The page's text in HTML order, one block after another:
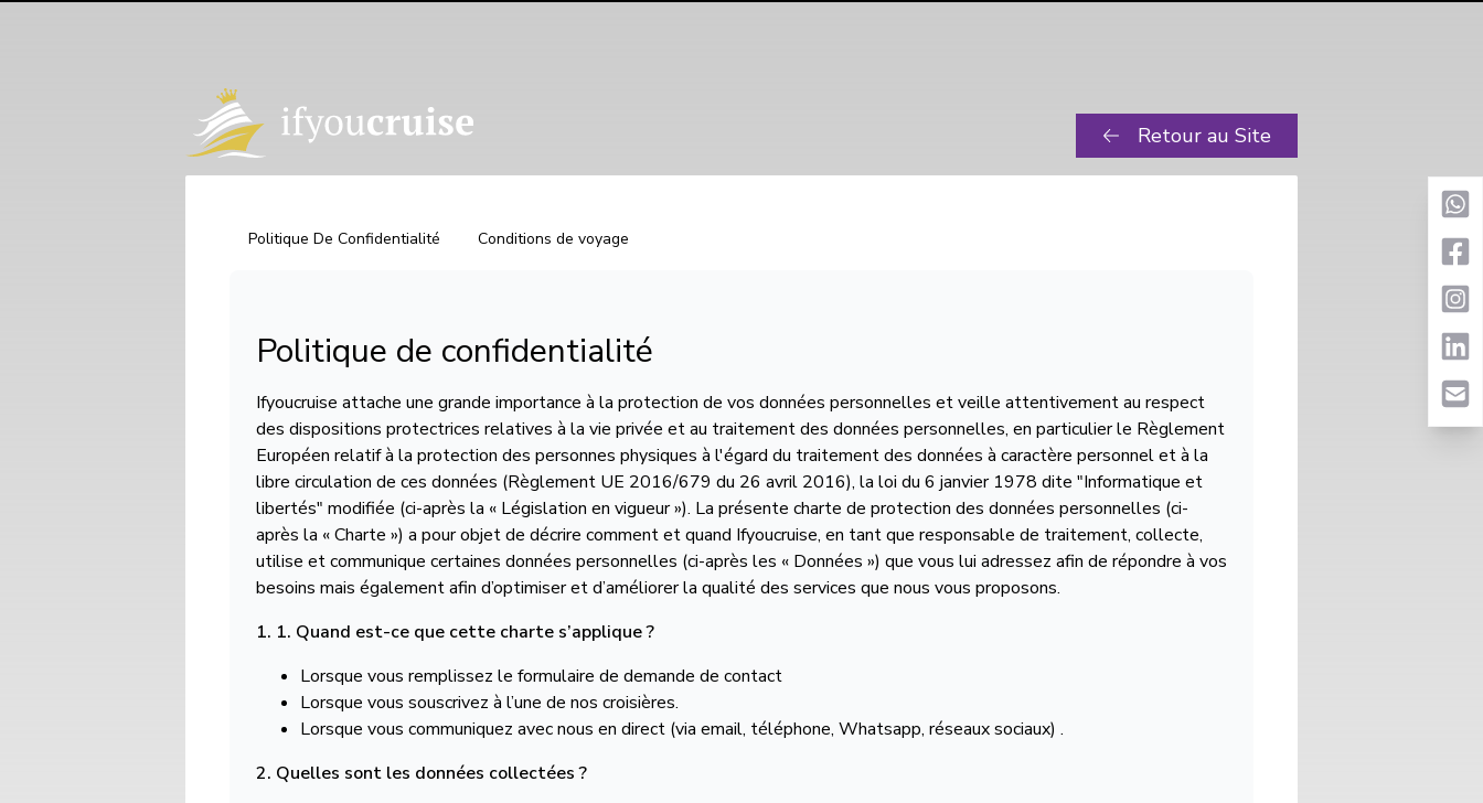
Retour au Site
Politique De Confidentialité Conditions de voyage
Politique de confidentialité
Ifyoucruise attache une grande importance à la protection de vos données personnelles et veille attentivement au respect
des dispositions protectrices relatives à la vie privée et au traitement des données personnelles, en particulier le Règlement
Européen relatif à la protection des personnes physiques à l'égard du traitement des données à caractère personnel et à la
libre circulation de ces données (Règlement UE 2016/679 du 26 avril 2016), la loi du 6 janvier 1978 dite "Informatique et
libertés" modifiée (ci-après la « Législation en vigueur »). La présente charte de protection des données personnelles (ci-
après la « Charte ») a pour objet de décrire comment et quand Ifyoucruise, en tant que responsable de traitement, collecte,
utilise et communique certaines données personnelles (ci-après les « Données ») que vous lui adressez afin de répondre à vos
besoins mais également afin d’optimiser et d’améliorer la qualité des services que nous vous proposons.
1. 1. Quand est-ce que cette charte s’applique ?
Lorsque vous remplissez le formulaire de demande de contact
Lorsque vous souscrivez à l’une de nos croisières.
Lorsque vous communiquez avec nous en direct (via email, téléphone, Whatsapp, réseaux sociaux) .
2. Quelles sont les données collectées ?